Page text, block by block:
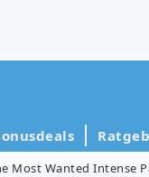
Most Wanted Intense